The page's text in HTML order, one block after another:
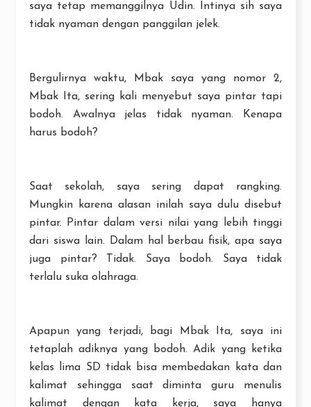
saya tetap memanggilnya Udin. Intinya sih saya
tidak nyaman dengan panggilan jelek.
Bergulirnya waktu, Mbak saya yang nomor 2,
Mbak Ita, sering kali menyebut saya pintar tapi
bodoh. Awalnya jelas tidak nyaman. Kenapa
harus bodoh?
Saat sekolah, saya sering dapat rangking.
Mungkin karena alasan inilah saya dulu disebut
pintar. Pintar dalam versi nilai yang lebih tinggi
dari siswa lain. Dalam hal berbau fisik, apa saya
juga pintar? Tidak. Saya bodoh. Saya tidak
terlalu suka olahraga.
Apapun yang terjadi, bagi Mbak Ita, saya ini
tetaplah adiknya yang bodoh. Adik yang ketika
kelas lima SD tidak bisa membedakan kata dan
kalimat sehingga saat diminta guru menulis
kalimat dengan kata kerja, saya hanya